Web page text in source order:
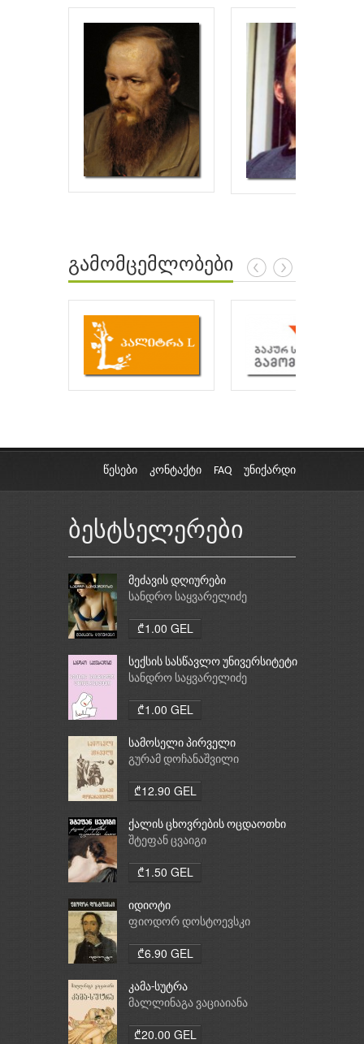
გამომცემლობები
წესები კონტაქტი FAQ უნიქარდი
ბესტსელერები
მეძავის დღიურები
სანდრო საყვარელიძე
₾1.00 GEL
სექსის სასწავლო უნივერსიტეტი
სანდრო საყვარელიძე
₾1.00 GEL
სამოსელი პირველი
გურამ დოჩანაშვილი
₾12.90 GEL
ქალის ცხოვრების ოცდაოთხი
საათი
შტეფან ცვაიგი
₾1.50 GEL
იდიოტი
ფიოდორ დოსტოევსკი
₾6.90 GEL
კამა-სუტრა
მალლინაგა ვაციაიანა
₾20.00 GEL